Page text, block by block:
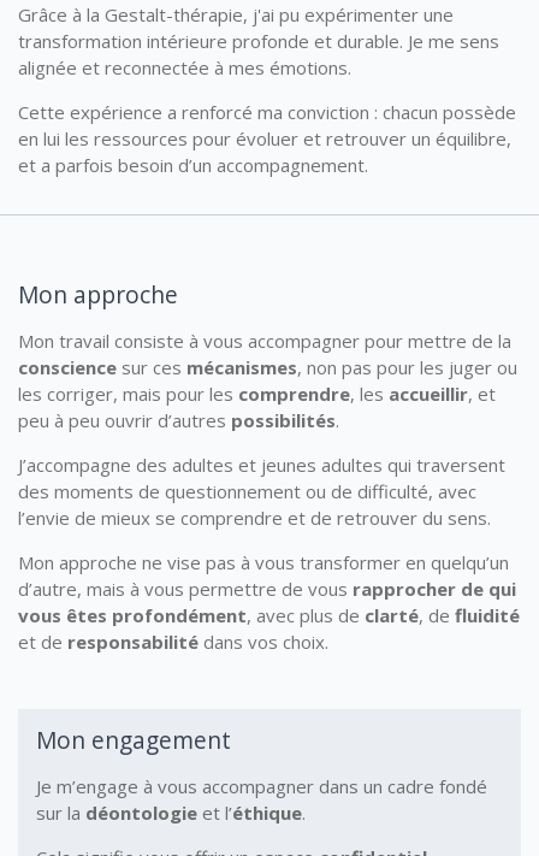
Grâce à la Gestalt-thérapie, j'ai pu expérimenter une
transformation intérieure profonde et durable. Je me sens
alignée et reconnectée à mes émotions.
Cette expérience a renforcé ma conviction : chacun possède
en lui les ressources pour évoluer et retrouver un équilibre,
et a parfois besoin d’un accompagnement.
Mon approche
Mon travail consiste à vous accompagner pour mettre de la
conscience sur ces mécanismes, non pas pour les juger ou
les corriger, mais pour les comprendre, les accueillir, et
peu à peu ouvrir d’autres possibilités.
J’accompagne des adultes et jeunes adultes qui traversent
des moments de questionnement ou de difficulté, avec
l’envie de mieux se comprendre et de retrouver du sens.
Mon approche ne vise pas à vous transformer en quelqu’un
d’autre, mais à vous permettre de vous rapprocher de qui
vous êtes profondément, avec plus de clarté, de fluidité
et de responsabilité dans vos choix.
Mon engagement
Je m’engage à vous accompagner dans un cadre fondé
sur la déontologie et l’éthique.